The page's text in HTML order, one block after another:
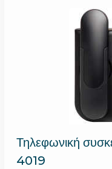
Τηλεφωνική
4019